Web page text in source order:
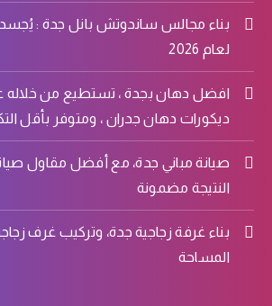
بناء مجالس ساندوتش بانل جدة : يُجسد
لعام 2026
افضل دهان بجدة ، تستطيع من
ديكورات دهان جدران ، ومتوفر بأقل
صيانة مباني جدة، مع أفضل مقاول
النتيجة مضمونة
بناء غرفة زجاجية جدة، وتركيب غرف
المساحة